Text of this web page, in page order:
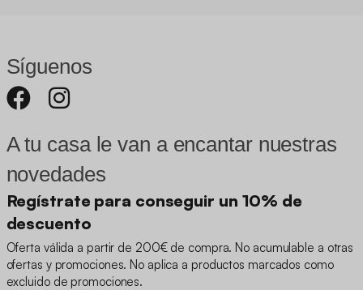
Síguenos
A tu casa le van a encantar nuestras
novedades
Regístrate para conseguir un 10% de
descuento
Oferta válida a partir de 200€ de compra. No acumulable a otras
ofertas y promociones. No aplica a productos marcados como
excluido de promociones.